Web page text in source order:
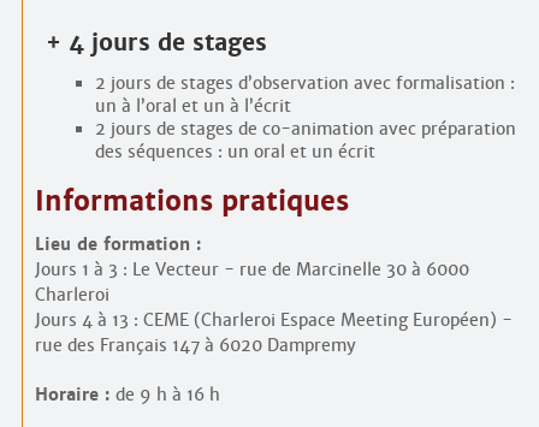
+ 4 jours de stages
2 jours de stages d’observation avec formalisation :
un à l’oral et un à l’écrit
2 jours de stages de co-animation avec préparation
des séquences : un oral et un écrit
Informations pratiques
Lieu de formation :
Jours 1 à 3 : Le Vecteur - rue de Marcinelle 30 à 6000
Charleroi
Jours 4 à 13 : CEME (Charleroi Espace Meeting Européen) -
rue des Français 147 à 6020 Dampremy
Horaire : de 9 h à 16 h